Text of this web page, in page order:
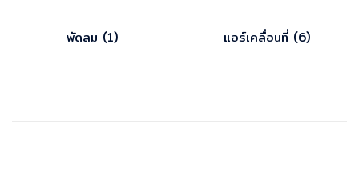
พัดลม (1) แอร์เคลื่อนที่ (6)